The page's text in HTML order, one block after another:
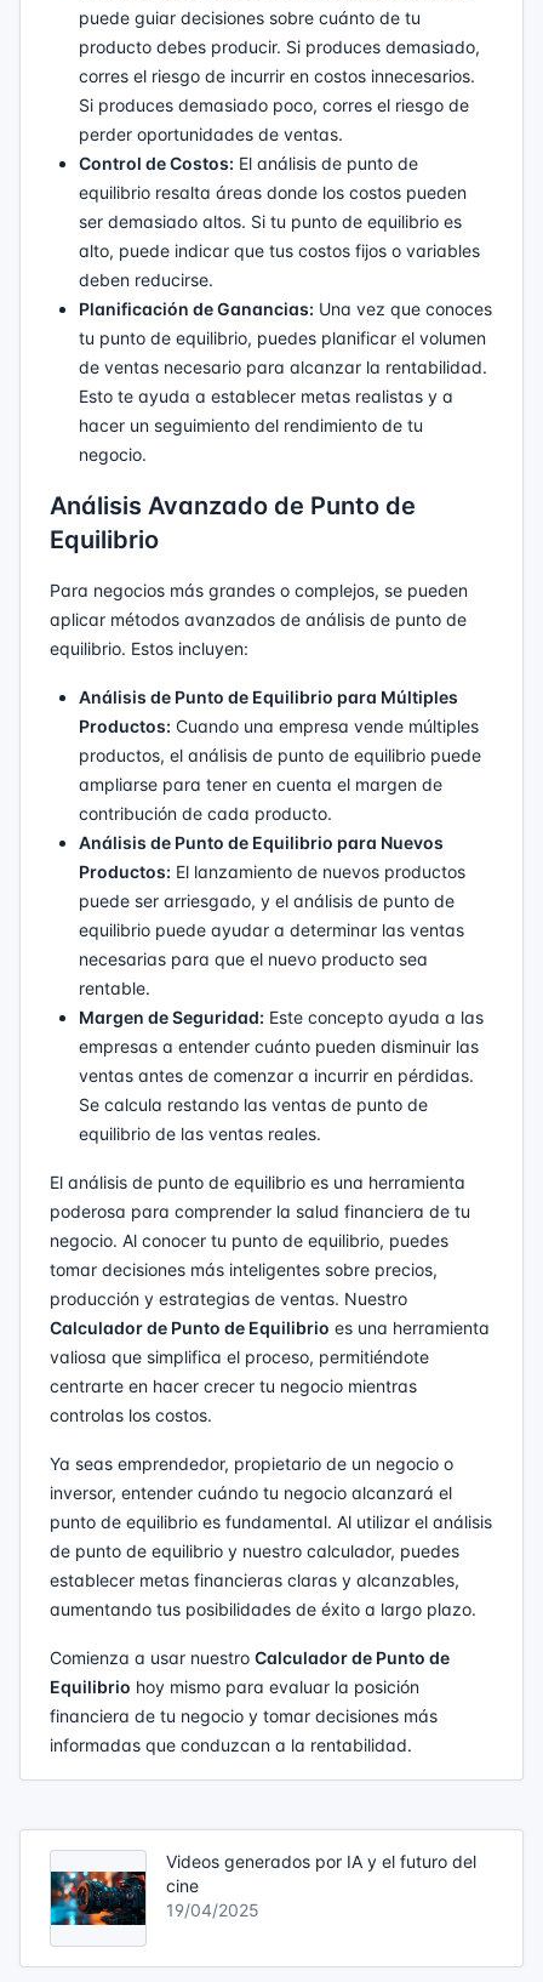
puede guiar decisiones sobre cuánto de tu
producto debes producir. Si produces demasiado,
corres el riesgo de incurrir en costos innecesarios.
Si produces demasiado poco, corres el riesgo de
perder oportunidades de ventas.
Control de Costos: El análisis de punto de
equilibrio resalta áreas donde los costos pueden
ser demasiado altos. Si tu punto de equilibrio es
alto, puede indicar que tus costos fijos o variables
deben reducirse.
Planificación de Ganancias: Una vez que conoces
tu punto de equilibrio, puedes planificar el volumen
de ventas necesario para alcanzar la rentabilidad.
Esto te ayuda a establecer metas realistas y a
hacer un seguimiento del rendimiento de tu
negocio.
Análisis Avanzado de Punto de
Equilibrio
Para negocios más grandes o complejos, se pueden
aplicar métodos avanzados de análisis de punto de
equilibrio. Estos incluyen:
Análisis de Punto de Equilibrio para Múltiples
Productos: Cuando una empresa vende múltiples
productos, el análisis de punto de equilibrio puede
ampliarse para tener en cuenta el margen de
contribución de cada producto.
Análisis de Punto de Equilibrio para Nuevos
Productos: El lanzamiento de nuevos productos
puede ser arriesgado, y el análisis de punto de
equilibrio puede ayudar a determinar las ventas
necesarias para que el nuevo producto sea
rentable.
Margen de Seguridad: Este concepto ayuda a las
empresas a entender cuánto pueden disminuir las
ventas antes de comenzar a incurrir en pérdidas.
Se calcula restando las ventas de punto de
equilibrio de las ventas reales.
El análisis de punto de equilibrio es una herramienta
poderosa para comprender la salud financiera de tu
negocio. Al conocer tu punto de equilibrio, puedes
tomar decisiones más inteligentes sobre precios,
producción y estrategias de ventas. Nuestro
Calculador de Punto de Equilibrio es una herramienta
valiosa que simplifica el proceso, permitiéndote
centrarte en hacer crecer tu negocio mientras
controlas los costos.
Ya seas emprendedor, propietario de un negocio o
inversor, entender cuándo tu negocio alcanzará el
punto de equilibrio es fundamental. Al utilizar el análisis
de punto de equilibrio y nuestro calculador, puedes
establecer metas financieras claras y alcanzables,
aumentando tus posibilidades de éxito a largo plazo.
Comienza a usar nuestro Calculador de Punto de
Equilibrio hoy mismo para evaluar la posición
financiera de tu negocio y tomar decisiones más
informadas que conduzcan a la rentabilidad.
Videos generados por IA y el futuro del
cine
19/04/2025